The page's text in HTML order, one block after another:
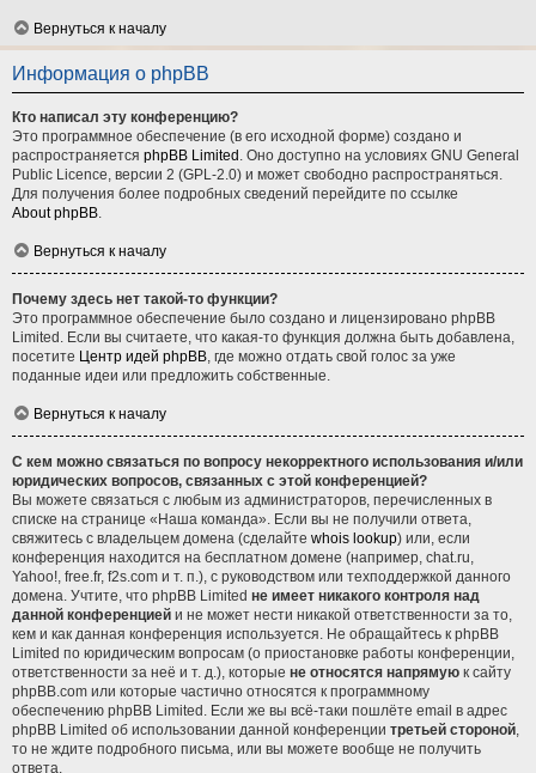
Вернуться к началу
Информация о phpBB
Кто написал эту конференцию?
Это программное обеспечение (в его исходной форме) создано и
распространяется phpBB Limited . Оно доступно на условиях GNU General
Public Licence, версии 2 (GPL-2.0) и может свободно распространяться.
Для получения более подробных сведений перейдите по ссылке
About phpBB.
Вернуться к началу
Почему здесь нет такой-то функции?
Это программное обеспечение было создано и лицензировано phpBB
Limited. Если вы считаете, что какая-то функция должна быть добавлена,
посетите Центр идей phpBB, где можно отдать свой голос за уже
поданные идеи или предложить собственные.
Вернуться к началу
С кем можно связаться по вопросу некорректного использования и/или
юридических вопросов, связанных с этой конференцией?
Вы можете связаться с любым из администраторов, перечисленных в
списке на странице «Наша команда». Если вы не получили ответа,
свяжитесь с владельцем домена (сделайте whois lookup) или, если
конференция находится на бесплатном домене (например, chat.ru,
Yahoo!, free.fr, f2s.com и т. п.), с руководством или техподдержкой данного
домена. Учтите, что phpBB Limited не имеет никакого контроля над
данной конференцией и не может нести никакой ответственности за то,
кем и как данная конференция используется. Не обращайтесь к phpBB
Limited по юридическим вопросам (о приостановке работы конференции,
ответственности за неё и т. д.), которые не относятся напрямую к сайту
phpBB.com или которые частично относятся к программному
обеспечению phpBB Limited. Если же вы всё-таки пошлёте email в адрес
phpBB Limited об использовании данной конференции третьей стороной,
то не ждите подробного письма, или вы можете вообще не получить
ответа.